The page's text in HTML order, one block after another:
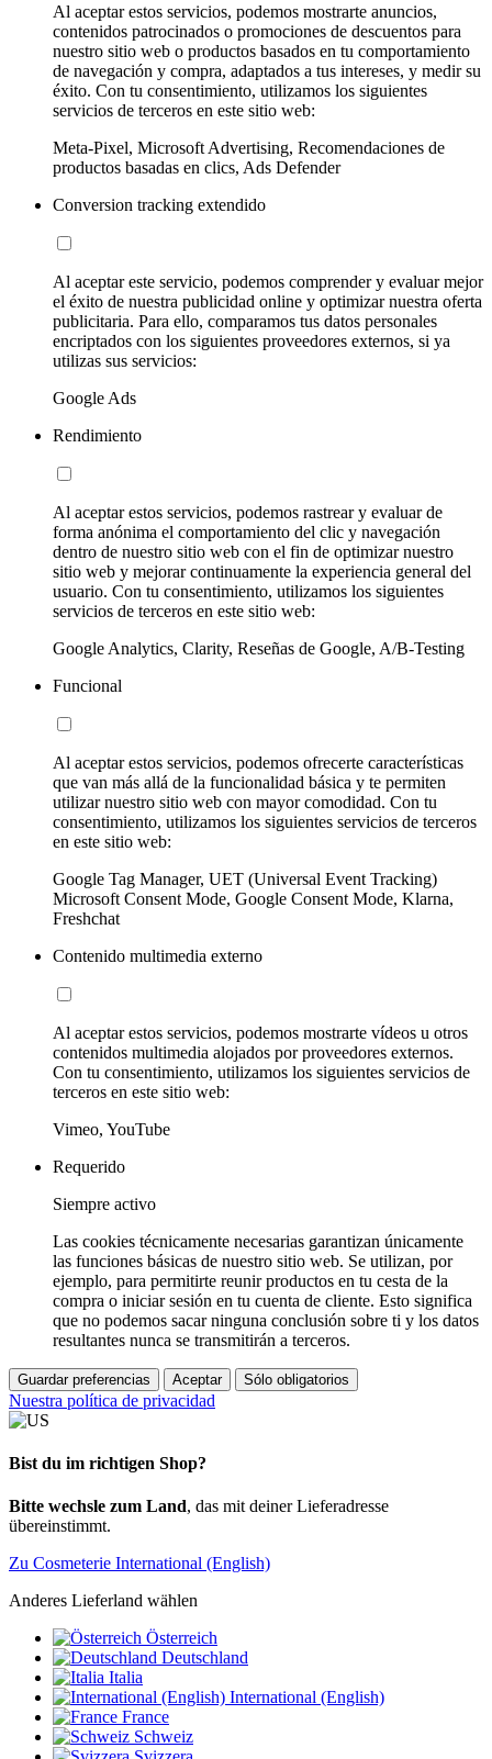
Al aceptar estos servicios, podemos mostrarte anuncios,
contenidos patrocinados o promociones de descuentos para
nuestro sitio web o productos basados en tu comportamiento
de navegación y compra, adaptados a tus intereses, y medir su
éxito. Con tu consentimiento, utilizamos los siguientes
servicios de terceros en este sitio web:
Meta-Pixel, Microsoft Advertising, Recomendaciones de
productos basadas en clics, Ads Defender
Conversion tracking extendido
Al aceptar este servicio, podemos comprender y evaluar mejor
el éxito de nuestra publicidad online y optimizar nuestra oferta
publicitaria. Para ello, comparamos tus datos personales
encriptados con los siguientes proveedores externos, si ya
utilizas sus servicios:
Google Ads
Rendimiento
Al aceptar estos servicios, podemos rastrear y evaluar de
forma anónima el comportamiento del clic y navegación
dentro de nuestro sitio web con el fin de optimizar nuestro
sitio web y mejorar continuamente la experiencia general del
usuario. Con tu consentimiento, utilizamos los siguientes
servicios de terceros en este sitio web:
Google Analytics, Clarity, Reseñas de Google, A/B-Testing
Funcional
Al aceptar estos servicios, podemos ofrecerte características
que van más allá de la funcionalidad básica y te permiten
utilizar nuestro sitio web con mayor comodidad. Con tu
consentimiento, utilizamos los siguientes servicios de terceros
en este sitio web:
Google Tag Manager, UET (Universal Event Tracking)
Microsoft Consent Mode, Google Consent Mode, Klarna,
Freshchat
Contenido multimedia externo
Al aceptar estos servicios, podemos mostrarte vídeos u otros
contenidos multimedia alojados por proveedores externos.
Con tu consentimiento, utilizamos los siguientes servicios de
terceros en este sitio web:
Vimeo, YouTube
Requerido
Siempre activo
Las cookies técnicamente necesarias garantizan únicamente
las funciones básicas de nuestro sitio web. Se utilizan, por
ejemplo, para permitirte reunir productos en tu cesta de la
compra o iniciar sesión en tu cuenta de cliente. Esto significa
que no podemos sacar ninguna conclusión sobre ti y los datos
resultantes nunca se transmitirán a terceros.
Guardar preferencias Aceptar Sólo obligatorios
Nuestra política de privacidad
Bist du im richtigen Shop?
Bitte wechsle zum Land, das mit deiner Lieferadresse
übereinstimmt.
Zu Cosmeterie International (English)
Anderes Lieferland wählen
Österreich
Deutschland
Italia
International (English)
France
Schweiz